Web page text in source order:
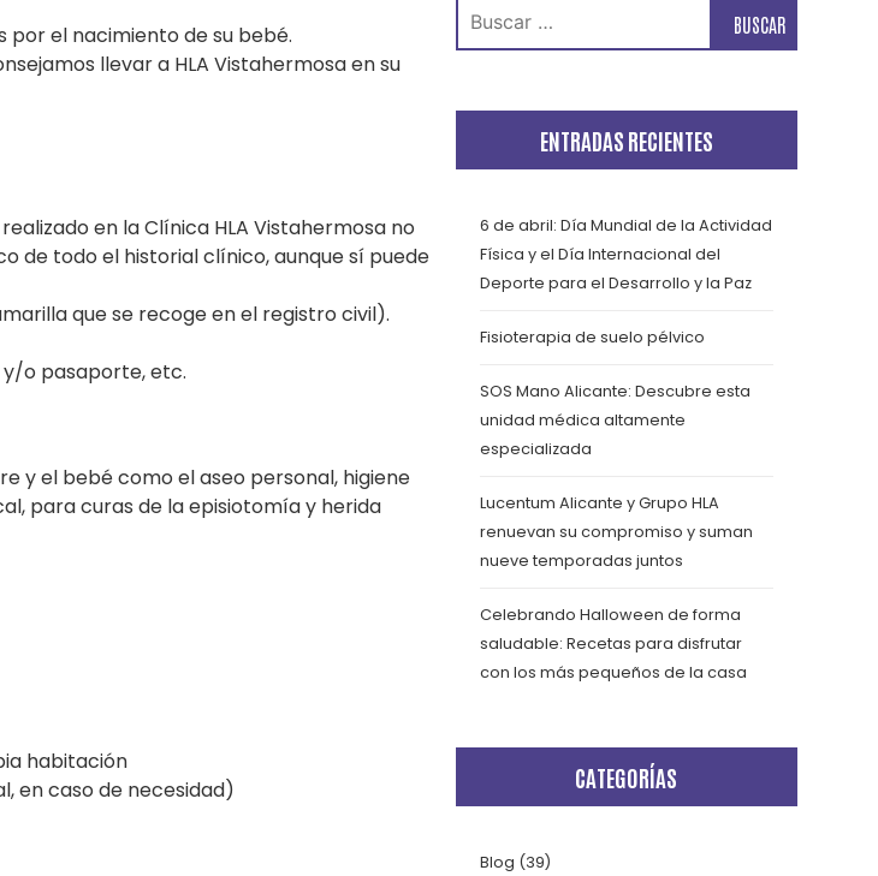
por el nacimiento de su bebé.
llevar a HLA Vistahermosa en su
en la Clínica HLA Vistahermosa no
de todo el historial clínico, aunque sí puede
que se recoge en el registro civil).
y/o pasaporte, etc.
y el bebé como el aseo personal, higiene
para curas de la episiotomía y herida
habitación
en caso de necesidad)
ENTRADAS RECIENTES
6 de abril: Día Mundial de la Actividad
Física y el Día Internacional del
Deporte para el Desarrollo y la Paz
Fisioterapia de suelo pélvico
SOS Mano Alicante: Descubre esta
unidad médica altamente
especializada
Lucentum Alicante y Grupo HLA
renuevan su compromiso y suman
nueve temporadas juntos
Celebrando Halloween de forma
saludable: Recetas para disfrutar
con los más pequeños de la casa
CATEGORÍAS
Blog (39)